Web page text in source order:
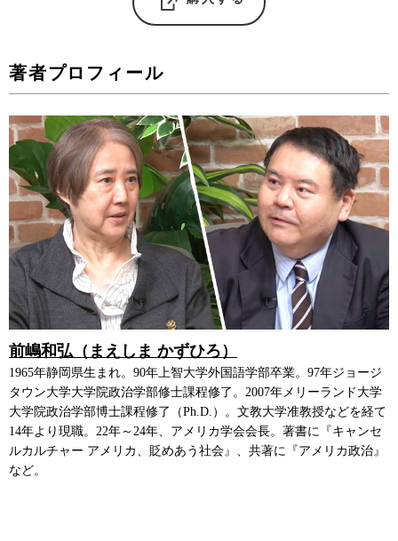
著者プロフィール
前嶋和弘（まえしま かずひろ）
1965年静岡県生まれ。90年上智大学外国語学部卒業。97年ジョージ
タウン大学大学院政治学部修士課程修了。2007年メリーランド大学
大学院政治学部博士課程修了（Ph.D.）。文教大学准教授などを経て
14年より現職。22年～24年、アメリカ学会会長。著書に『キャンセ
ルカルチャー アメリカ、貶めあう社会』、共著に『アメリカ政治』
など。